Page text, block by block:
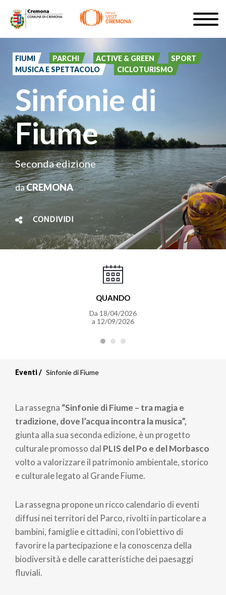
Salta
contenuto
principale
ISCRIVITI
IT
#turismocremona
FIUMI PARCHI ACTIVE & GREEN
SPORT
MUSICA E SPETTACOLO
CICLOTURISMO
Sinfonie di
Fiume
Seconda edizione
daCREMONA
CONDIVIDI
QUANDO
Da 18/04/2026
a 12/09/2026
Eventi Sinfonie di Fiume
La rassegna “Sinfonie di Fiume – tra magia e
tradizione, dove l’acqua incontra la musica”,
giunta alla sua seconda edizione, è un progetto
culturale promosso dal PLIS del Po e del Morbasco
volto a valorizzare il patrimonio ambientale, storico
e culturale legato al Grande Fiume.
La rassegna propone un ricco calendario di eventi
diffusi nei territori del Parco, rivolti in particolare a
bambini, famiglie e cittadini, con l’obiettivo di
favorire la partecipazione e la conoscenza della
biodiversità e delle caratteristiche dei paesaggi
fluviali.